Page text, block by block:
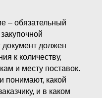
– обязательный
документ должен
к количеству,
и месту поставок.
понимают, какой
и в каком